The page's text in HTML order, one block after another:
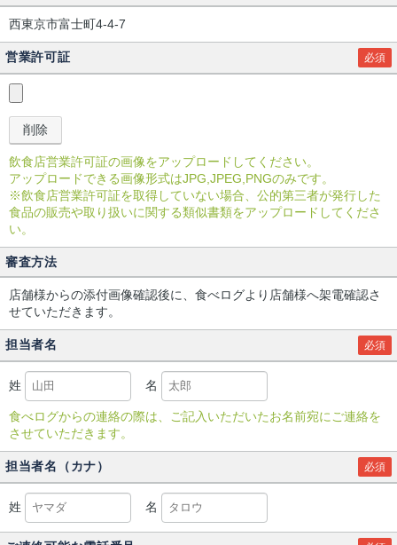
西東京市富士町4-4-7
営業許可証 必須
飲食店営業許可証の画像をアップロードしてください。
アップロードできる画像形式はJPG,JPEG,PNGのみです。
※飲食店営業許可証を取得していない場合、公的第三者が発行した
食品の販売や取り扱いに関する類似書類をアップロードしてくださ
い。
審査方法
店舗様からの添付画像確認後に、食べログより店舗様へ架電確認さ
せていただきます。
担当者名 必須
姓 名
食べログからの連絡の際は、ご記入いただいたお名前宛にご連絡を
させていただきます。
担当者名（カナ） 必須
姓 名